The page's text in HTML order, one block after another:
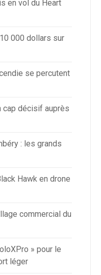
en vol du Heart
000 dollars sur
se percutent
cap décisif auprès
: les grands
Hawk en drone
commercial du
» pour le
léger